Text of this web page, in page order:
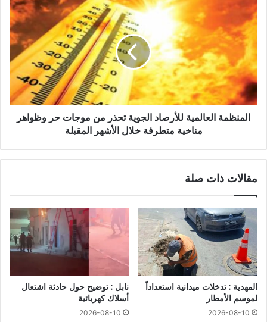
المنظمة العالمية للأرصاد الجوية تحذر من موجات حر وظواهر
مناخية متطرفة خلال الأشهر المقبلة
مقالات ذات صلة
المهدية : تدخلات ميدانية استعداداً
لموسم الأمطار
2026-08-10
نابل : توضيح حول حادثة اشتعال
أسلاك كهربائية
2026-08-10